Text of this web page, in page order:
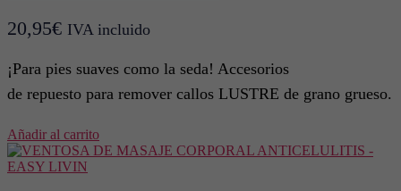
20,95€ IVA incluido
¡Para pies suaves como la seda! Accesorios
de repuesto para remover callos LUSTRE de grano grueso.
Añadir al carrito